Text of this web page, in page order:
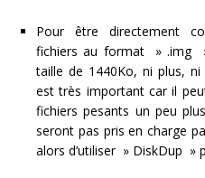
Pour être directement
fichiers au format » .img
taille de 1440Ko, ni plus,
est très important car il
fichiers pesants un peu
seront pas pris en charge
alors d’utiliser » DiskDup »